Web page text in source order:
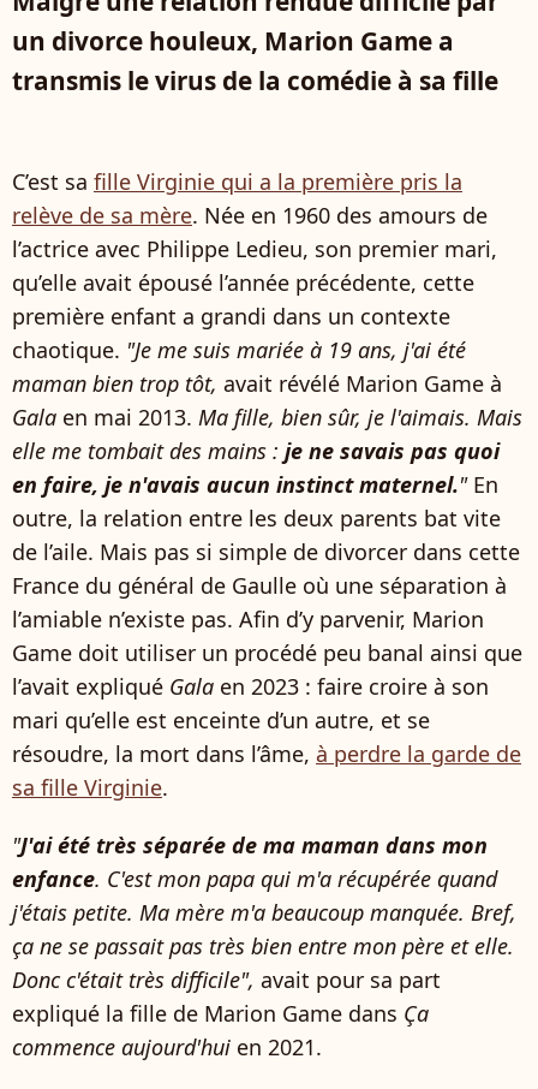
un divorce houleux, Marion Game a
transmis le virus de la comédie à sa fille
C’est sa fille Virginie qui a la première pris la
relève de sa mère. Née en 1960 des amours de
l’actrice avec Philippe Ledieu, son premier mari,
qu’elle avait épousé l’année précédente, cette
première enfant a grandi dans un contexte
chaotique. "Je me suis mariée à 19 ans, j'ai été
maman bien trop tôt, avait révélé Marion Game à
Gala en mai 2013. Ma fille, bien sûr, je l'aimais. Mais
elle me tombait des mains : je ne savais pas quoi
en faire, je n'avais aucun instinct maternel."En
outre, la relation entre les deux parents bat vite
de l’aile. Mais pas si simple de divorcer dans cette
France du général de Gaulle où une séparation à
l’amiable n’existe pas. Afin d’y parvenir, Marion
Game doit utiliser un procédé peu banal ainsi que
l’avait expliqué Gala en 2023 : faire croire à son
mari qu’elle est enceinte d’un autre, et se
résoudre, la mort dans l’âme, à perdre la garde de
sa fille Virginie.
"J'ai été très séparée de ma maman dans mon
enfance. C'est mon papa qui m'a récupérée quand
j'étais petite. Ma mère m'a beaucoup manquée. Bref,
ça ne se passait pas très bien entre mon père et elle.
Donc c'était très difficile", avait pour sa part
expliqué la fille de Marion Game dans Ça
commence aujourd'hui en 2021.